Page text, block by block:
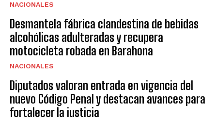
NACIONALES
Desmantela fábrica clandestina de bebidas
alcohólicas adulteradas y recupera
motocicleta robada en Barahona
NACIONALES
Diputados valoran entrada en vigencia del
nuevo Código Penal y destacan avances para
fortalecer la justicia